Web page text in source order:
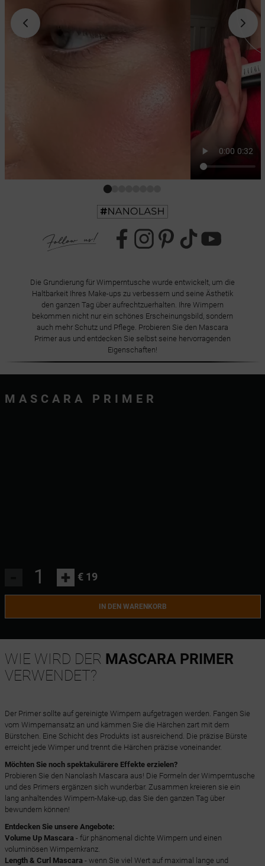
Die Grundierung für Wimperntusche wurde entwickelt, um die
Haltbarkeit Ihres Make-ups zu verbessern und seine Ästhetik
den ganzen Tag über aufrechtzuerhalten. Ihre Wimpern
bekommen nicht nur ein schönes Erscheinungsbild, sondern
auch mehr Schutz und Pflege. Probieren Sie den Mascara
Primer aus und entdecken Sie selbst seine hervorragenden
Eigenschaften!
MASCARA PRIMER
+ € 19
IN DEN WARENKORB
WIE WIRD DER MASCARA PRIMER
VERWENDET?
Der Primer sollte auf gereinigte Wimpern aufgetragen werden. Fangen Sie
vom Wimpernansatz an und kämmen Sie die Härchen zart mit dem
Bürstchen. Eine Schicht des Produkts ist ausreichend. Die präzise Bürste
erreicht jede Wimper und trennt die Härchen präzise voneinander.
Möchten Sie noch spektakulärere Effekte erzielen?
Probieren Sie den Nanolash Mascara aus! Die Formeln der Wimperntusche
und des Primers ergänzen sich wunderbar. Zusammen kreieren sie ein
lang anhaltendes Wimpern-Make-up, das Sie den ganzen Tag über
bewundern können!
Entdecken Sie unsere Angebote:
Volume Up Mascara - für phänomenal dichte Wimpern und einen
voluminösen Wimpernkranz.
Length & Curl Mascara - wenn Sie viel Wert auf maximal lange und